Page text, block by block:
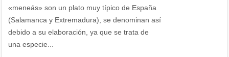
«meneás» son un plato muy típico de España
(Salamanca y Extremadura), se denominan así
debido a su elaboración, ya que se trata de
una especie...